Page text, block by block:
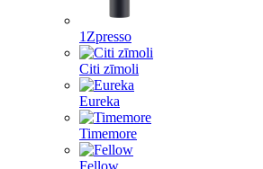
1Zpresso
Citi zīmoli
Eureka
Timemore
Fellow